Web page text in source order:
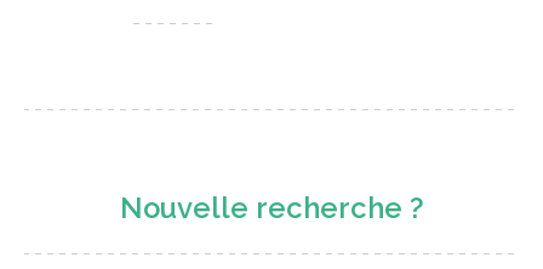
Nouvelle recherche ?